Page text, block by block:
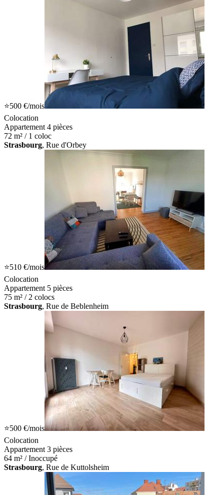
⭐500 €/mois
Colocation
Appartement 4 pièces
72 m² / 1 coloc
Strasbourg, Rue d'Orbey
⭐510 €/mois
Colocation
Appartement 5 pièces
75 m² / 2 colocs
Strasbourg, Rue de Beblenheim
⭐500 €/mois
Colocation
Appartement 3 pièces
64 m² / Inoccupé
Strasbourg, Rue de Kuttolsheim